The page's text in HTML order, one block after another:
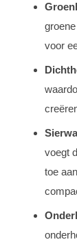
voor
voegt
toe